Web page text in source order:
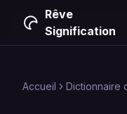
Rêve
Signification
Accueil Dictionnaire